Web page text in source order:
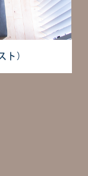
ト）